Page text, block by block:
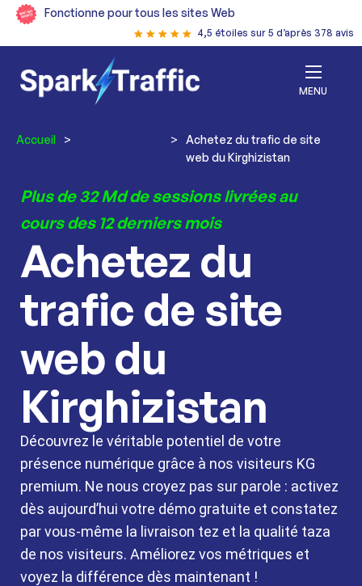
Fonctionne pour tous les sites Web
4,5 étoiles sur 5 d’après 378 avis
MENU
Accueil > >
Achetez du trafic de site
web du Kirghizistan
Plus de 32 Md de sessions livrées au
cours des 12 derniers mois
Achetez du
trafic de site
web du
Kirghizistan
Découvrez le véritable potentiel de votre
présence numérique grâce à nos visiteurs KG
premium. Ne nous croyez pas sur parole : activez
dès aujourd’hui votre démo gratuite et constatez
par vous-même la livraison tez et la qualité taza
de nos visiteurs. Améliorez vos métriques et
voyez la différence dès maintenant !